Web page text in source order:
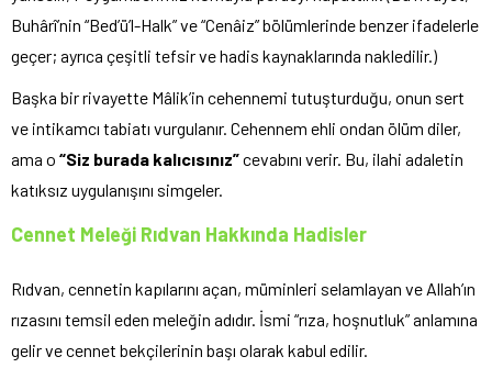
Buhârî’nin “Bed’ü’l-Halk” ve “Cenâiz” bölümlerinde benzer ifadelerle
geçer; ayrıca çeşitli tefsir ve hadis kaynaklarında nakledilir.)
Başka bir rivayette Mâlik’in cehennemi tutuşturduğu, onun sert
ve intikamcı tabiatı vurgulanır. Cehennem ehli ondan ölüm diler,
ama o “Siz burada kalıcısınız”cevabını verir. Bu, ilahi adaletin
katıksız uygulanışını simgeler.
Cennet Meleği Rıdvan Hakkında Hadisler
Rıdvan, cennetin kapılarını açan, müminleri selamlayan ve Allah’ın
rızasını temsil eden meleğin adıdır. İsmi “rıza, hoşnutluk” anlamına
gelir ve cennet bekçilerinin başı olarak kabul edilir.